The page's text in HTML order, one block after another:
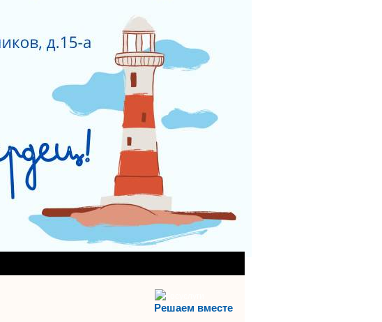
МИНИСТЕРСТВУ СОЦИАЛЬНОГО
КАЧЕСТВА РАБОТЫ ГКУСО МО
ГОД)
ЗАЩИТА ПРАВ ДЕТЕЙ
ПОРЯДОК ПОДАЧИ ОБРАЩЕНИЯ
(БЕЗ НАЗВАНИЯ)
СОЦИАЛЬНАЯ СЛУЖБА
Решаем вместе